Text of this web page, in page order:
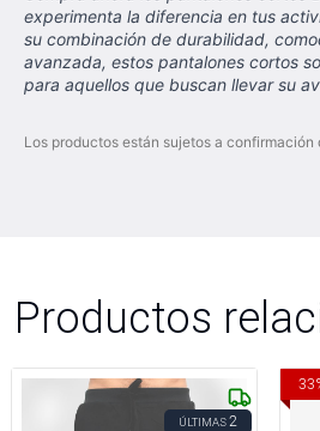
experimenta la diferencia en tus
su combinación de durabilidad,
avanzada, estos pantalones cortos
para aquellos que buscan llevar su
Los productos están sujetos a confirmación
Productos
ÚLTIMAS2
33